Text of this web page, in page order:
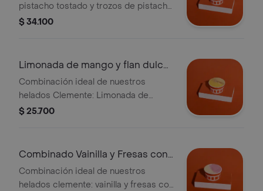
pistacho tostado y trozos de pistacho
tostado con sal marina, una mezcla
$ 34.100
Limonada de mango y flan dulce
de leche
Combinación ideal de nuestros
helados Clemente: Limonada de
Mango y Flan con Dulce de leche, dos
$ 25.700
Combinado Vainilla y Fresas con
crema
Combinación ideal de nuestros
helados clemente: vainilla y fresas con